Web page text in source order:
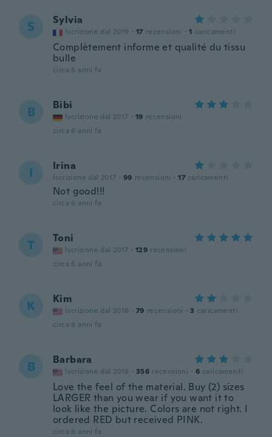
S Sylvia
Iscrizione dal 2019 · 17 recensioni · 1 caricamenti
Complètement informe et qualité du tissu
bulle
circa 6 anni fa
B Bibi
Iscrizione dal 2017 · 19 recensioni
circa 6 anni fa
I Irina
Iscrizione dal 2017 · 99 recensioni · 17 caricamenti
Not good!!!
circa 6 anni fa
T Toni
Iscrizione dal 2017 · 129 recensioni
circa 6 anni fa
K Kim
Iscrizione dal 2016 · 79 recensioni · 3 caricamenti
circa 6 anni fa
B Barbara
Iscrizione dal 2018 · 356 recensioni · 6 caricamenti
Love the feel of the material. Buy (2) sizes
LARGER than you wear if you want it to
look like the picture. Colors are not right. I
ordered RED but received PINK.
circa 6 anni fa